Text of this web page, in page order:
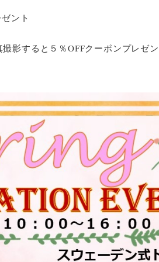
ント
撮影すると５％OFFクーポンプレゼ